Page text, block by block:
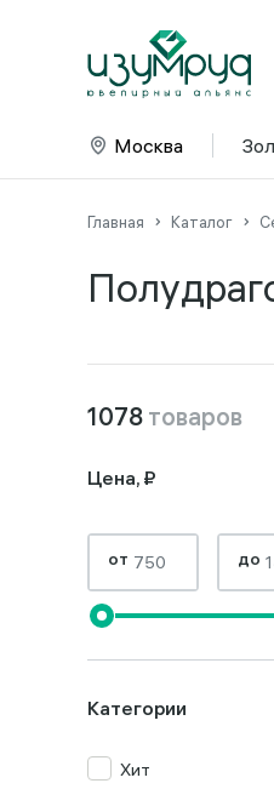
Москва
Главная Каталог
1078 товаров
Цена, ₽
от до
Категории
Хит